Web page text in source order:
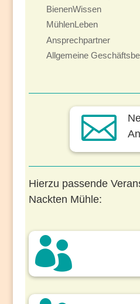
BienenWissen
MühlenLeben
Ansprechpartner
Allgemeine

Hierzu passende
Nackten Mühle:
